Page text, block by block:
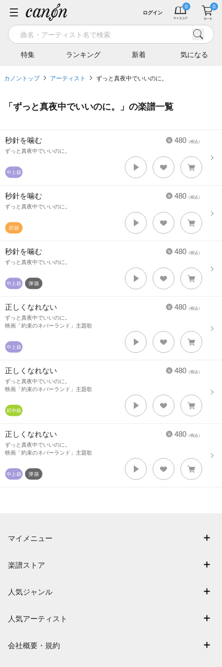
特集 ランキング 新着 気になる
ログイン
カノントップ アーティスト ずっと真夜中でいいのに。
「 ずっと真夜中でいいのに。 」の楽譜一覧
480 （税込）
秒針を噛む
ずっと真夜中でいいのに。
480 （税込）
秒針を噛む
ずっと真夜中でいいのに。
480 （税込）
秒針を噛む
ずっと真夜中でいいのに。
480 （税込）
正しくなれない
ずっと真夜中でいいのに。
映画「約束のネバーランド」主題歌
480 （税込）
正しくなれない
ずっと真夜中でいいのに。
映画「約束のネバーランド」主題歌
480 （税込）
正しくなれない
ずっと真夜中でいいのに。
映画「約束のネバーランド」主題歌
マイメニュー
退会はこちら
楽譜ストア
難易度別に探す
まもなく配信
人気ジャンル
保育
人気アーティスト
会社概要・規約